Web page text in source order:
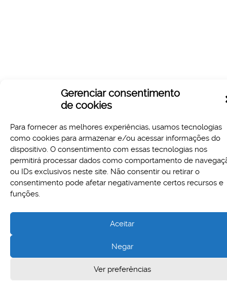
Gerenciar consentimento
de cookies
Para fornecer as melhores experiências, usamos tecnologias
como cookies para armazenar e/ou acessar informações do
dispositivo. O consentimento com essas tecnologias nos
permitirá processar dados como comportamento de
ou IDs exclusivos neste site. Não consentir ou retirar o
consentimento pode afetar negativamente certos recursos e
funções.
Aceitar
Negar
Ver preferências
Aspectos legais e responsabilidades
Política de Privacidade
Cidade Administrativa - Rodovia Papa João Paulo II, 3777 -